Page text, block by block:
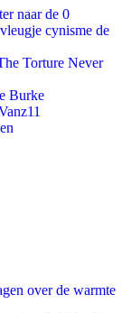
naar de 0
cynisme de
Torture Never
Burke
over de warmte